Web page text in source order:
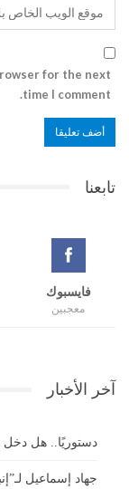
for the next
time I comment.
تابعنا
فايسبوك
معجبين
آخر الأخبار
دستوريًا.. هل دخل
جهاد إسماعيل